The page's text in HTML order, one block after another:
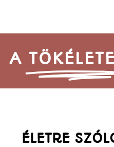
A
ÉLETRE